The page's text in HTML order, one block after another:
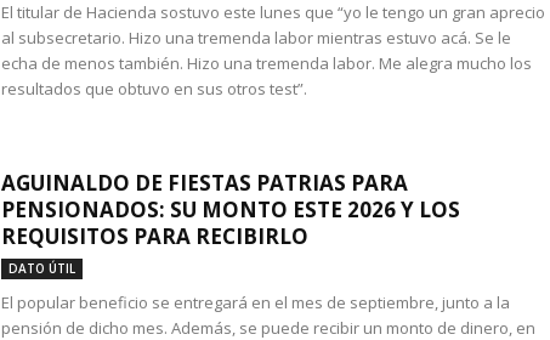
El titular de Hacienda sostuvo este lunes que “yo le tengo un gran aprecio
al subsecretario. Hizo una tremenda labor mientras estuvo acá. Se le
echa de menos también. Hizo una tremenda labor. Me alegra mucho los
resultados que obtuvo en sus otros test”.
AGUINALDO DE FIESTAS PATRIAS PARA
PENSIONADOS: SU MONTO ESTE 2026 Y LOS
REQUISITOS PARA RECIBIRLO
DATO ÚTIL
El popular beneficio se entregará en el mes de septiembre, junto a la
pensión de dicho mes. Además, se puede recibir un monto de dinero, en